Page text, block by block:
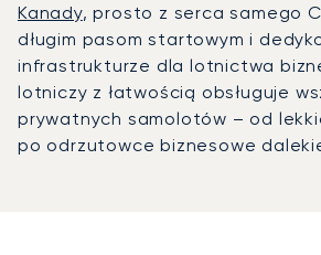
Kanady, prosto z serca samego
długim pasom startowym i
infrastrukturze dla lotnictwa
lotniczy z łatwością obsługuje
prywatnych samolotów – od
po odrzutowce biznesowe